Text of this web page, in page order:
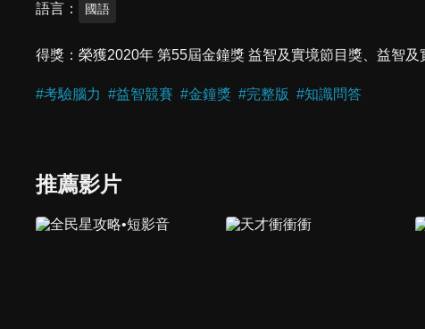
語言 國語
得獎 榮獲2020年 第55屆金鐘獎 益智及實境節目獎、益智及
#考驗腦力 #益智競賽 #金鐘獎 #完整版 #知識問答
推薦影片